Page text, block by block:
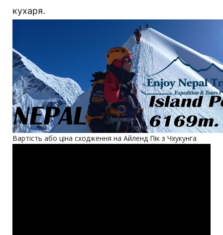
кухаря.
Вартість або ціна сходження на Айленд Пік з Чхукунга